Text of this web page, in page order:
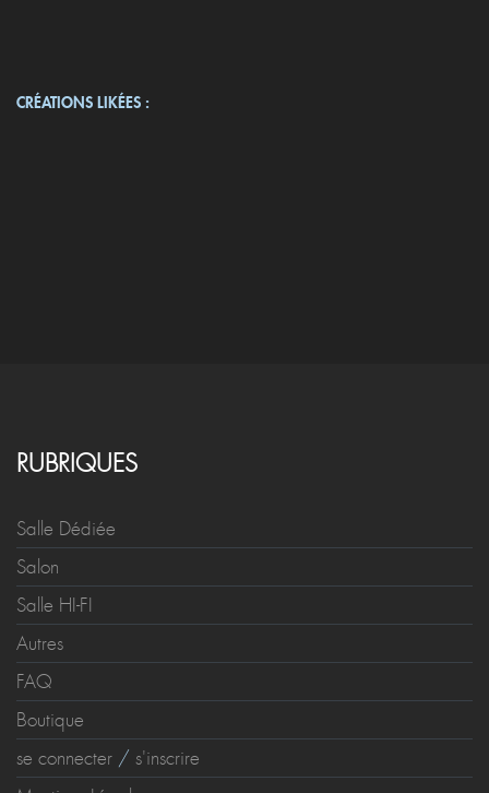
CRÉATIONS LIKÉES :
RUBRIQUES
Salle Dédiée
Salon
Salle HI-FI
Autres
FAQ
Boutique
se connecter / s'inscrire